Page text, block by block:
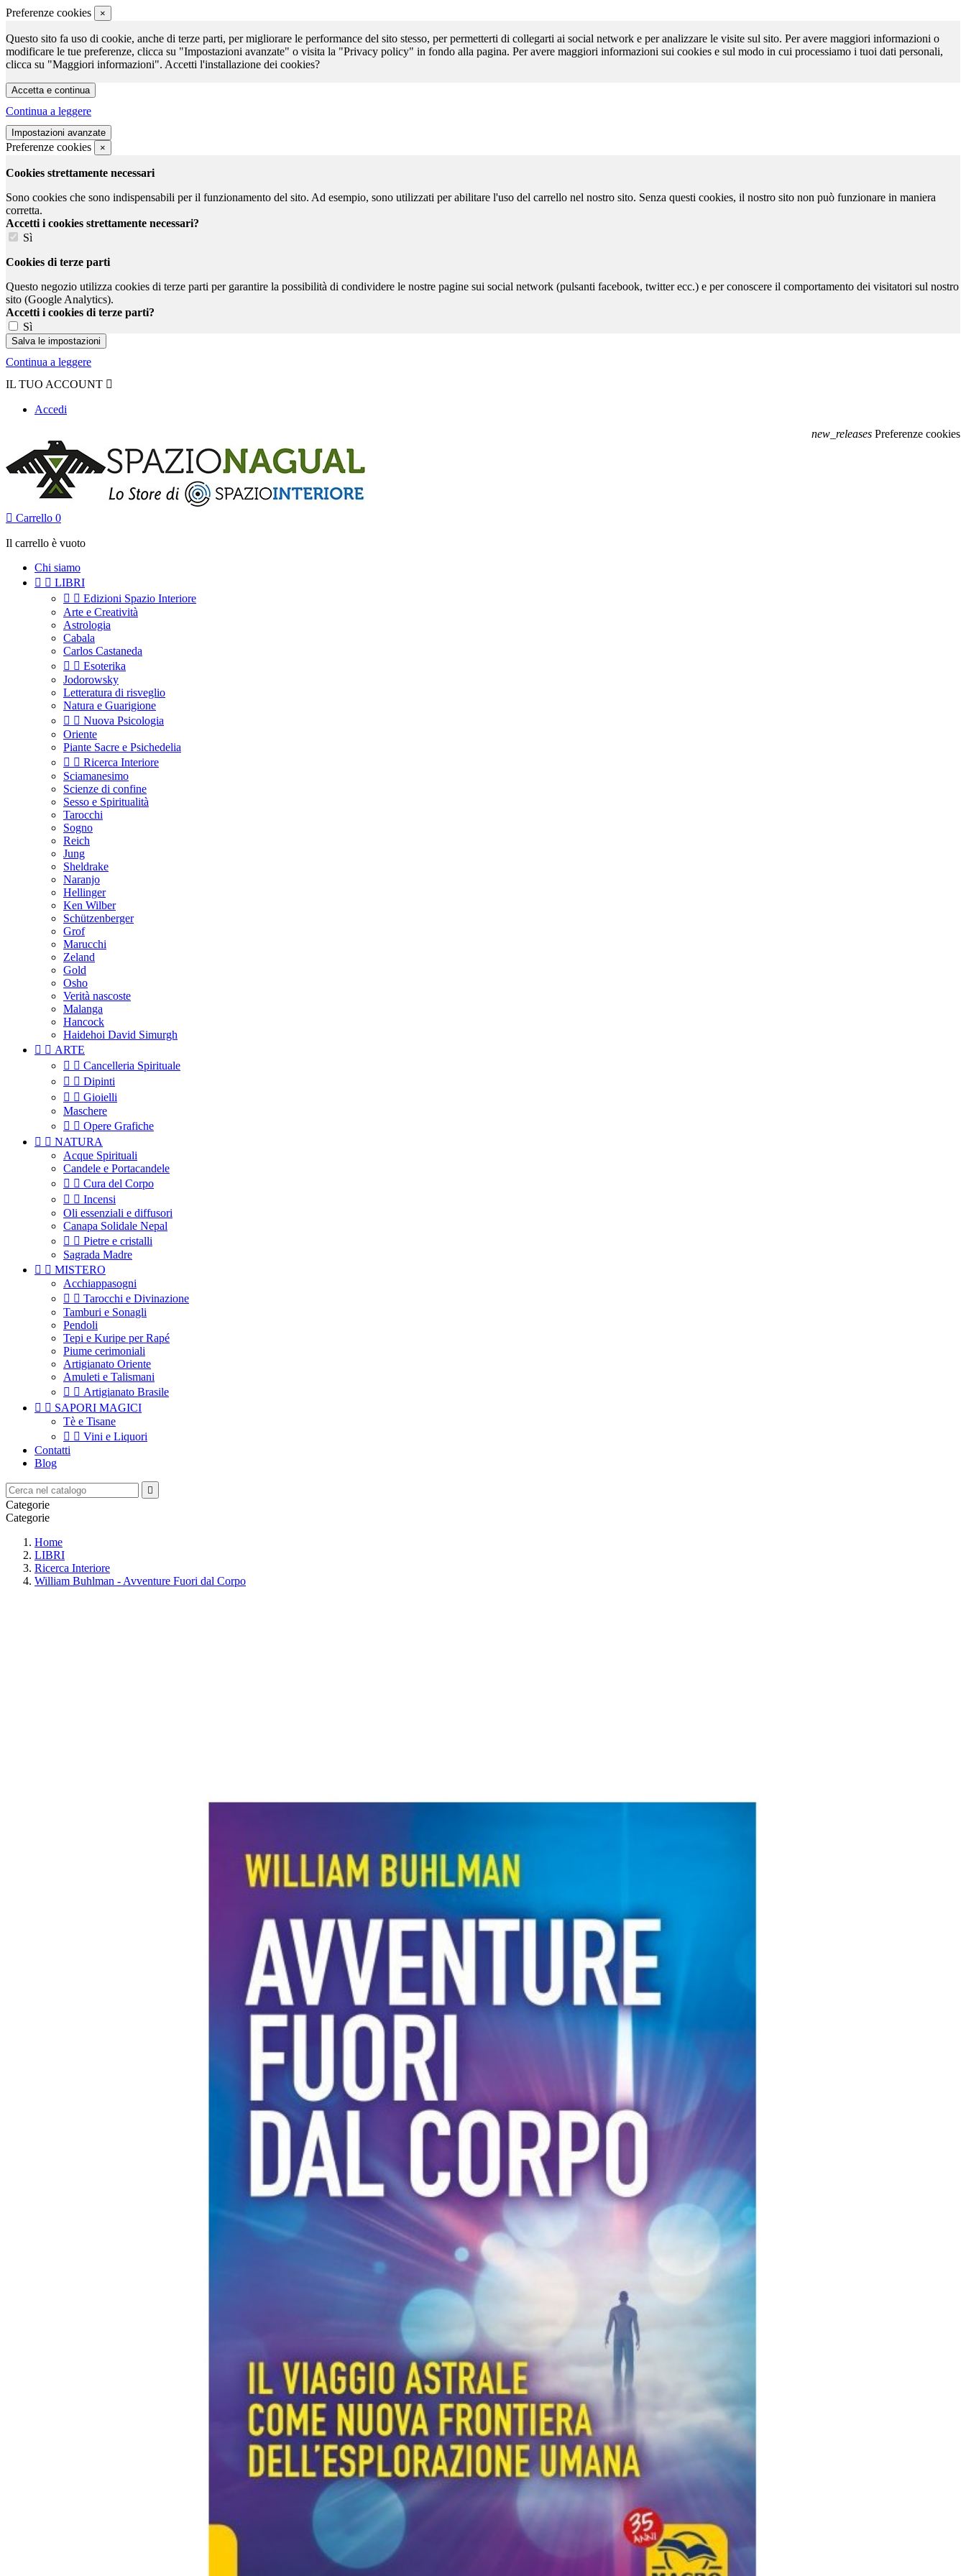
Preferenze cookies ×
Questo sito fa uso di cookie, anche di terze parti, per migliorare le performance del sito stesso, per permetterti di collegarti ai social network e per analizzare le visite sul sito. Per avere maggiori informazioni o
modificare le tue preferenze, clicca su "Impostazioni avanzate" o visita la "Privacy policy" in fondo alla pagina. Per avere maggiori informazioni sui cookies e sul modo in cui processiamo i tuoi dati personali,
clicca su "Maggiori informazioni". Accetti l'installazione dei cookies?
Continua a leggere
Preferenze cookies ×
Cookies strettamente necessari
Sono cookies che sono indispensabili per il funzionamento del sito. Ad esempio, sono utilizzati per abilitare l'uso del carrello nel nostro sito. Senza questi cookies, il nostro sito non può funzionare in maniera
corretta.
Accetti i cookies strettamente necessari?
Sì
Cookies di terze parti
Questo negozio utilizza cookies di terze parti per garantire la possibilità di condividere le nostre pagine sui social network (pulsanti facebook, twitter ecc.) e per conoscere il comportamento dei visitatori sul nostro
sito (Google Analytics).
Accetti i cookies di terze parti?
Sì
Continua a leggere
IL TUO ACCOUNT 
Accedi
new_releases Preferenze cookies
 Carrello 0
Il carrello è vuoto
Chi siamo
  LIBRI
  Edizioni Spazio Interiore
Arte e Creatività
Astrologia
Cabala
Carlos Castaneda
  Esoterika
Jodorowsky
Letteratura di risveglio
Natura e Guarigione
  Nuova Psicologia
Oriente
Piante Sacre e Psichedelia
  Ricerca Interiore
Sciamanesimo
Scienze di confine
Sesso e Spiritualità
Tarocchi
Sogno
Reich
Jung
Sheldrake
Naranjo
Hellinger
Ken Wilber
Schützenberger
Grof
Marucchi
Zeland
Gold
Osho
Verità nascoste
Malanga
Hancock
Haidehoi David Simurgh
  ARTE
  Cancelleria Spirituale
  Dipinti
  Gioielli
Maschere
  Opere Grafiche
  NATURA
Acque Spirituali
Candele e Portacandele
  Cura del Corpo
  Incensi
Oli essenziali e diffusori
Canapa Solidale Nepal
  Pietre e cristalli
Sagrada Madre
  MISTERO
Acchiappasogni
  Tarocchi e Divinazione
Tamburi e Sonagli
Pendoli
Tepi e Kuripe per Rapé
Piume cerimoniali
Artigianato Oriente
Amuleti e Talismani
  Artigianato Brasile
  SAPORI MAGICI
Tè e Tisane
  Vini e Liquori
Contatti
Blog

Categorie
Categorie
Home
LIBRI
Ricerca Interiore
William Buhlman - Avventure Fuori dal Corpo